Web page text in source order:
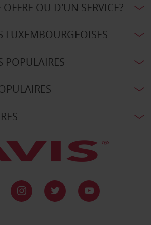
OU D'UN SERVICE?
LUXEMBOURGEOISES
POPULAIRES